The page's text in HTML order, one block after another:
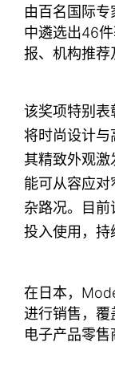
由百名国际
中遴选出46
报、机构推荐
该奖项特别表
将时尚设计与
其精致外观
能可从容应
杂路况。目
投入使用，持
在日本，
进行销售，覆
电子产品零售